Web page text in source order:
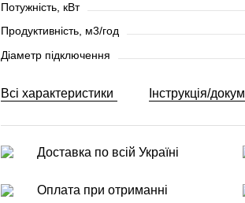
Потужність, кВт
Продуктивність, м3/год
Діаметр підключення
Всі характеристики Інструкція/
Доставка по всій Україні
Оплата при отриманні